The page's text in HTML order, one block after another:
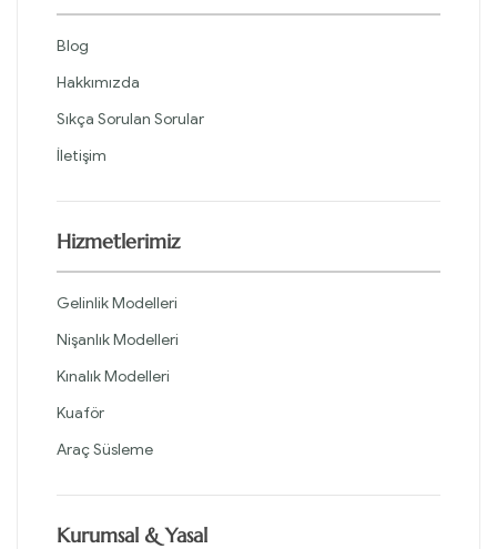
Blog
Hakkımızda
Sıkça Sorulan Sorular
İletişim
Hizmetlerimiz
Gelinlik Modelleri
Nişanlık Modelleri
Kınalık Modelleri
Kuaför
Araç Süsleme
Kurumsal & Yasal